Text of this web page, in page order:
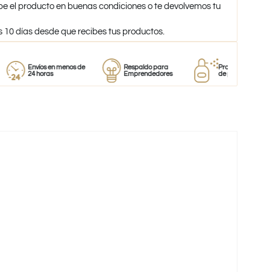
el producto en buenas condiciones o te devolvemos tu
10 días desde que recibes tus productos.
Envíos en menos de
24 horas
Respaldo para
Emprendedores
Proveedor
de perfumes